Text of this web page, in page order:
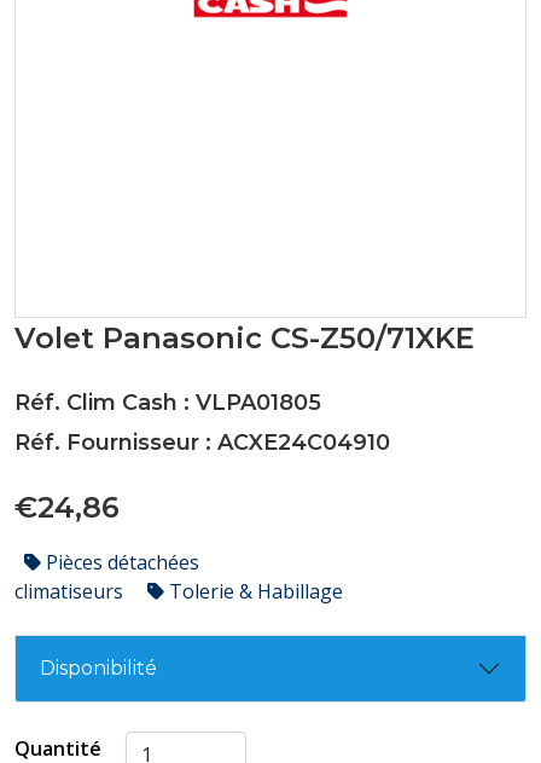
Volet Panasonic CS-Z50/71XKE
Réf. Clim Cash : VLPA01805
Réf. Fournisseur : ACXE24C04910
€24,86
Pièces détachées
climatiseurs
Tolerie & Habillage
Disponibilité
Quantité